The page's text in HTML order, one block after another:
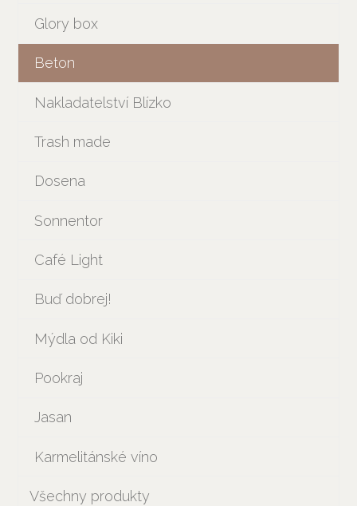
Glory box
Beton
Nakladatelství Blízko
Trash made
Dosena
Sonnentor
Café Light
Buď dobrej!
Mýdla od Kiki
Pookraj
Jasan
Karmelitánské víno
Všechny produkty